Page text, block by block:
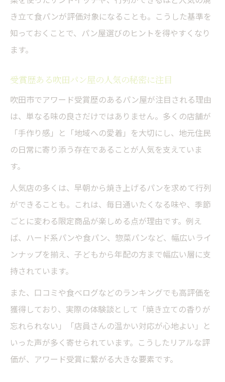
き立て食パンが評価対象になることも。こうした基準を
知っておくことで、パン屋選びのヒントを得やすくなり
ます。
受賞歴ある吹田パン屋の人気の秘密に注目
吹田市でアワード受賞歴のあるパン屋が注目される理由
は、単なる味の良さだけではありません。多くの店舗が
「手作り感」と「地域への愛着」を大切にし、地元住民
の日常に寄り添う存在であることが人気を支えていま
す。
人気店の多くは、早朝から焼き上げるパンを求めて行列
ができることも。これは、毎日通いたくなる味や、季節
ごとに変わる限定商品が楽しめる点が理由です。例え
ば、ハード系パンや食パン、惣菜パンなど、幅広いライ
ンナップを揃え、子どもから年配の方まで幅広い層に支
持されています。
また、口コミや食べログなどのランキングでも高評価を
獲得しており、実際の体験談として「焼き立ての香りが
忘れられない」「店員さんの温かい対応が心地よい」と
いった声が多く寄せられています。こうしたリアルな評
価が、アワード受賞に繋がる大きな要素です。